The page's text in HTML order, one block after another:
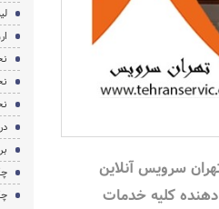
سرویس آنلاین
دهنده کلیه خدمات